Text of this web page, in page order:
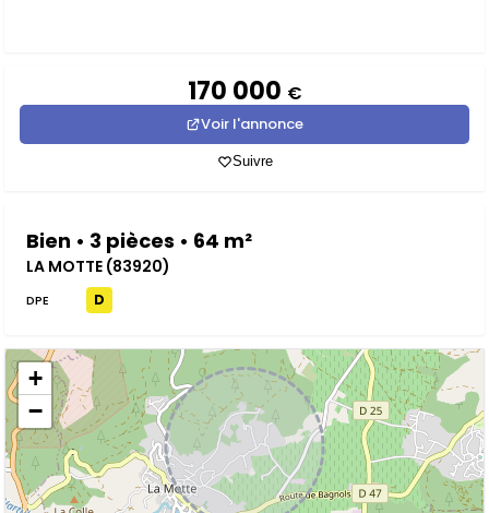
170 000 €
Voir l'annonce
Suivre
Bien • 3 pièces • 64 m²
LA MOTTE (83920)
DPE D
+
−